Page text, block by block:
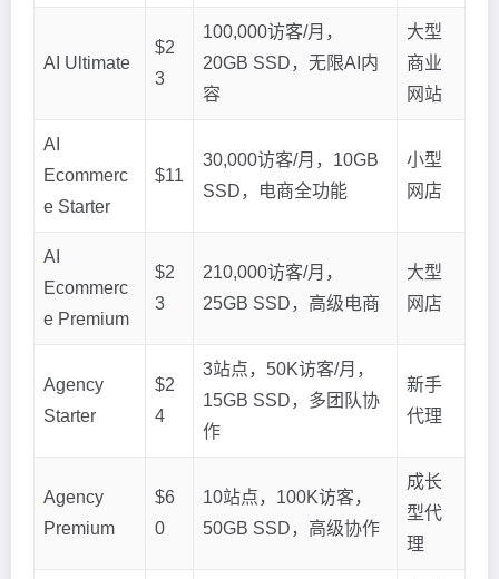
AI Ultimate
$2
3
100,000访客/月，
20GB SSD，无限AI内
容
大型
商业
网站
AI
Ecommerc
e Starter
$11
30,000访客/月，10GB
SSD，电商全功能
小型
网店
AI
Ecommerc
e Premium
$2
3
210,000访客/月，
25GB SSD，高级电商
大型
网店
Agency
Starter
$2
4
3站点，50K访客/月，
15GB SSD，多团队协
作
新手
代理
Agency
Premium
$6
0
10站点，100K访客，
50GB SSD，高级协作
成长
型代
理